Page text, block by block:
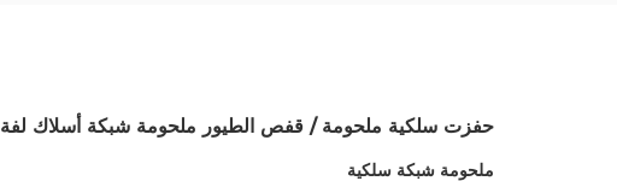
حفزت سلكية ملحومة / قفص الطيور ملحومة شبكة أسلاك لفة
ملحومة شبكة سلكية